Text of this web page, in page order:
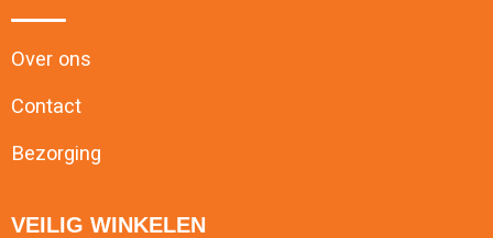
Over ons
Contact
Bezorging
VEILIG WINKELEN